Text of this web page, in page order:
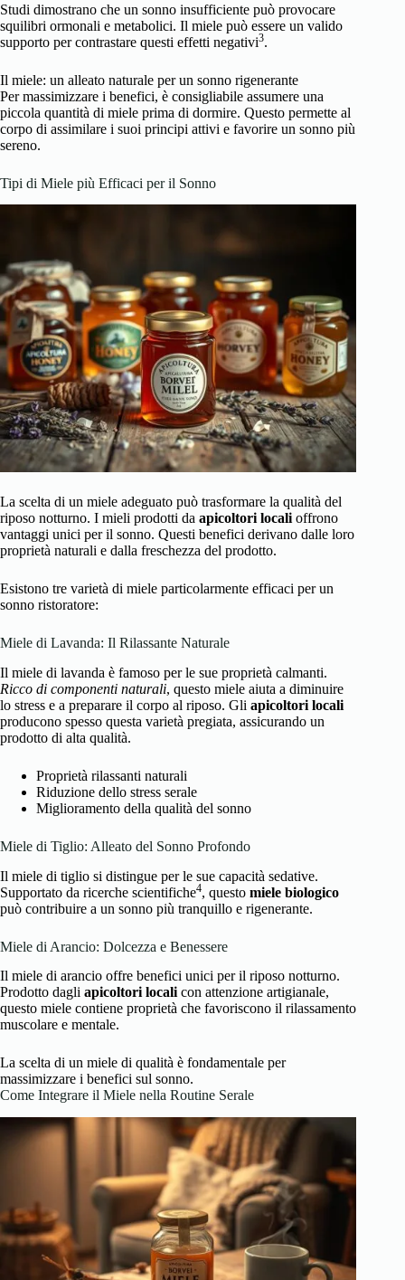
Studi dimostrano che un sonno insufficiente può provocare
squilibri ormonali e metabolici. Il miele può essere un valido
supporto per contrastare questi effetti negativi3.
Il miele: un alleato naturale per un sonno rigenerante
Per massimizzare i benefici, è consigliabile assumere una
piccola quantità di miele prima di dormire. Questo permette al
corpo di assimilare i suoi principi attivi e favorire un sonno più
sereno.
Tipi di Miele più Efficaci per il Sonno
La scelta di un miele adeguato può trasformare la qualità del
riposo notturno. I mieli prodotti da apicoltori locali offrono
vantaggi unici per il sonno. Questi benefici derivano dalle loro
proprietà naturali e dalla freschezza del prodotto.
Esistono tre varietà di miele particolarmente efficaci per un
sonno ristoratore:
Miele di Lavanda: Il Rilassante Naturale
Il miele di lavanda è famoso per le sue proprietà calmanti.
Ricco di componenti naturali, questo miele aiuta a diminuire
lo stress e a preparare il corpo al riposo. Gli apicoltori locali
producono spesso questa varietà pregiata, assicurando un
prodotto di alta qualità.
Proprietà rilassanti naturali
Riduzione dello stress serale
Miglioramento della qualità del sonno
Miele di Tiglio: Alleato del Sonno Profondo
Il miele di tiglio si distingue per le sue capacità sedative.
Supportato da ricerche scientifiche4, questo miele biologico
può contribuire a un sonno più tranquillo e rigenerante.
Miele di Arancio: Dolcezza e Benessere
Il miele di arancio offre benefici unici per il riposo notturno.
Prodotto dagli apicoltori localicon attenzione artigianale,
questo miele contiene proprietà che favoriscono il rilassamento
muscolare e mentale.
La scelta di un miele di qualità è fondamentale per
massimizzare i benefici sul sonno.
Come Integrare il Miele nella Routine Serale